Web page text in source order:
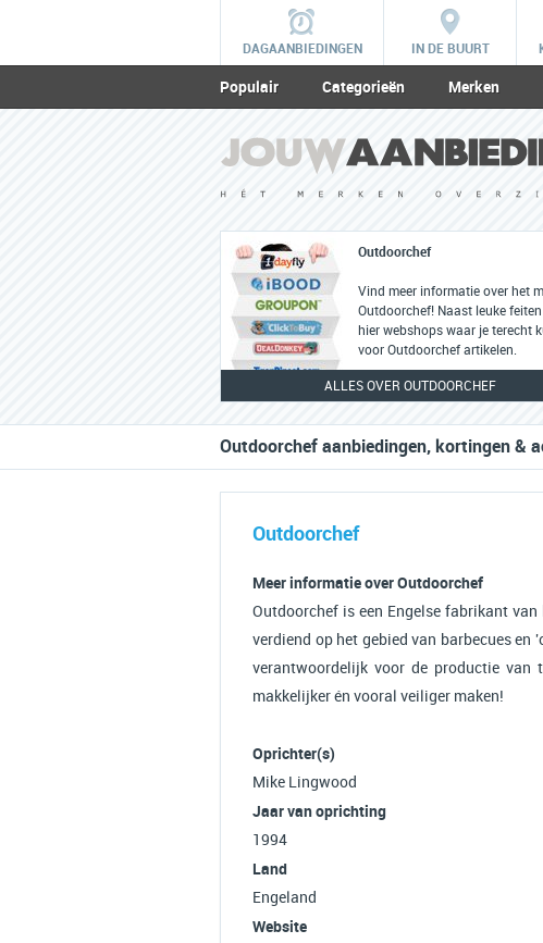
DAGAANBIEDINGEN IN DE BUURT
Populair Categorieën Merken
Outdoorchef
Vind meer informatie over het
Outdoorchef! Naast leuke
hier webshops waar je terecht
voor Outdoorchef artikelen.
ALLES OVER OUTDOORCHEF
Outdoorchef aanbiedingen, kortingen &
Outdoorchef
Meer informatie over Outdoorchef
Outdoorchef is een Engelse fabrikant
verdiend op het gebied van barbecues
verantwoordelijk voor de productie
makkelijker én vooral veiliger maken!
Oprichter(s)
Mike Lingwood
Jaar van oprichting
1994
Land
Engeland
Website